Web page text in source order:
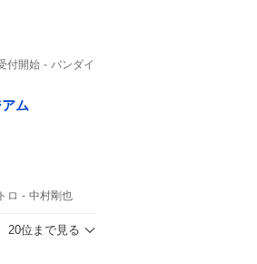
付開始 バンダイ
ム
ロ 中村剛也
20位まで見る